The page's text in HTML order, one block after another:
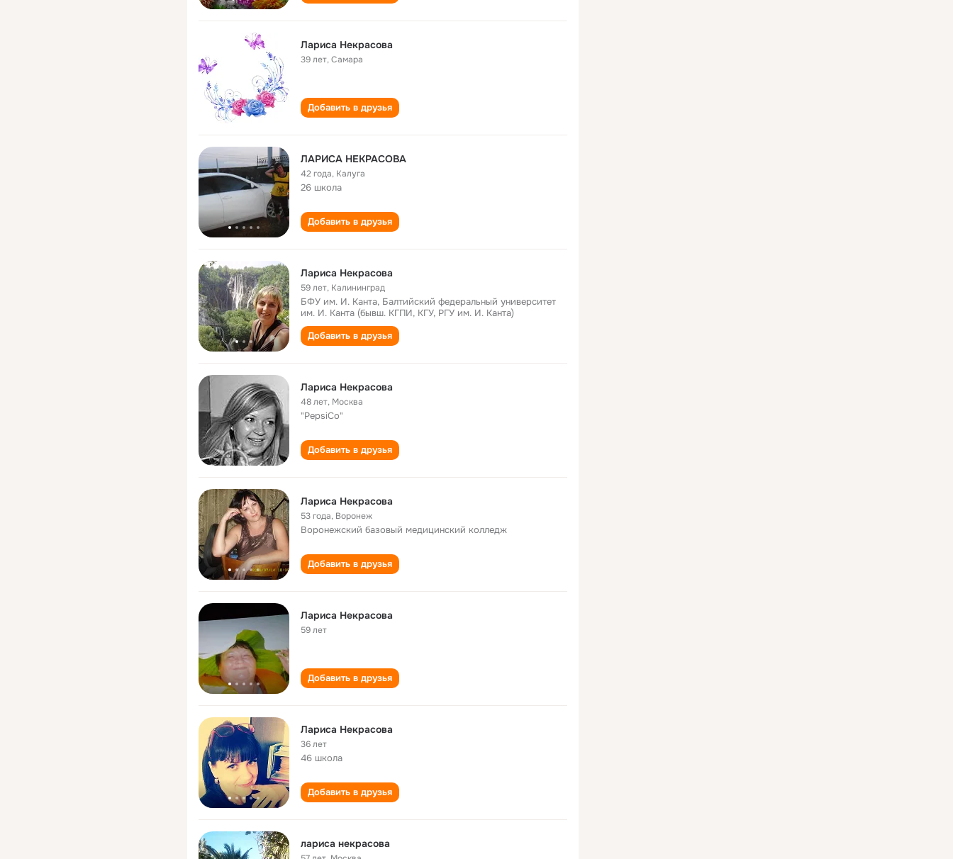
Лариса Некрасова
39 лет,Самара
Добавить в друзья
ЛАРИСА НЕКРАСОВА
42 года, Калуга
26 школа
Добавить в друзья
Лариса Некрасова
59 лет, Калининград
БФУ им. И. Канта, Балтийский федеральный университет
им. И. Канта (бывш. КГПИ, КГУ, РГУ им. И. Канта)
Добавить в друзья
Лариса Некрасова
48 лет, Москва
"PepsiCo"
Добавить в друзья
Лариса Некрасова
53 года, Воронеж
Воронежский базовый медицинский колледж
Добавить в друзья
Лариса Некрасова
59 лет
Добавить в друзья
Лариса Некрасова
36 лет
46 школа
Добавить в друзья
лариса некрасова